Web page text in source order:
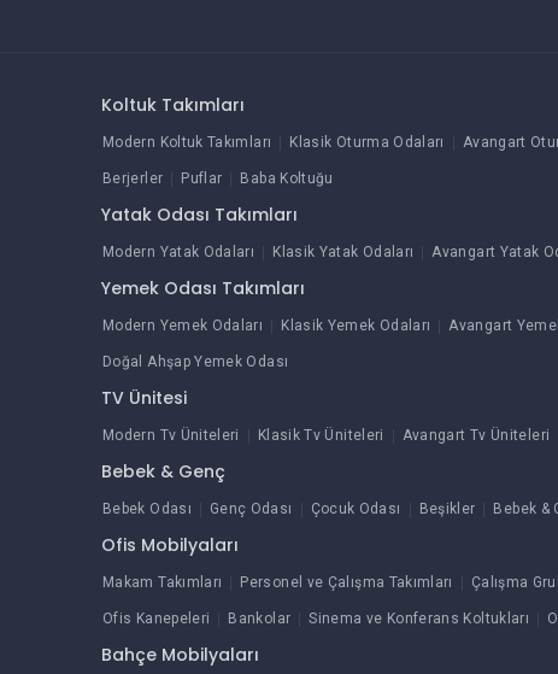
Koltuk Takımları
Modern Koltuk Takımları Klasik Oturma Odaları Avangart
Berjerler Puflar Baba Koltuğu
Yatak Odası Takımları
Modern Yatak Odaları Klasik Yatak Odaları Avangart Yatak
Yemek Odası Takımları
Modern Yemek Odaları Klasik Yemek Odaları Avangart
Doğal Ahşap Yemek Odası
TV Ünitesi
Modern Tv Üniteleri Klasik Tv Üniteleri Avangart Tv Üniteleri
Bebek & Genç
Bebek Odası Genç Odası Çocuk Odası Beşikler Bebek &
Ofis Mobilyaları
Makam Takımları Personel ve Çalışma Takımları Çalışma
Ofis Kanepeleri Bankolar Sinema ve Konferans Koltukları
Bahçe Mobilyaları